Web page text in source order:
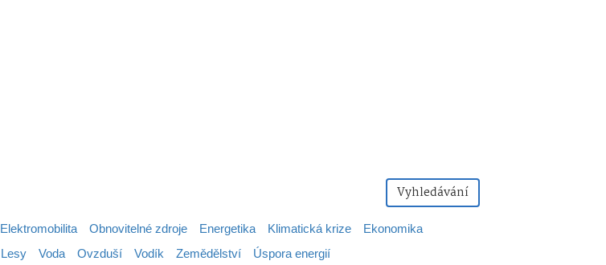
Vyhledávání
Elektromobilita Obnovitelné zdroje Energetika Klimatická krize
Ekonomika
Lesy Voda Ovzduší Vodík Zemědělství Úspora energií